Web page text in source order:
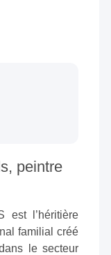
peintre
est l’héritière
familial créé
le secteur